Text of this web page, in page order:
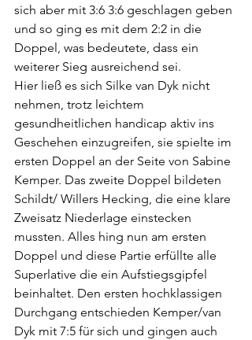
sich aber mit 3:6 3:6 geschlagen geben
und so ging es mit dem 2:2 in die
Doppel, was bedeutete, dass ein
weiterer Sieg ausreichend sei.
Hier ließ es sich Silke van Dyk nicht
nehmen, trotz leichtem
gesundheitlichen handicap aktiv ins
Geschehen einzugreifen, sie spielte im
ersten Doppel an der Seite von Sabine
Kemper. Das zweite Doppel bildeten
Schildt/ Willers Hecking, die eine klare
Zweisatz Niederlage einstecken
mussten. Alles hing nun am ersten
Doppel und diese Partie erfüllte alle
Superlative die ein Aufstiegsgipfel
beinhaltet. Den ersten hochklassigen
Durchgang entschieden Kemper/van
Dyk mit 7:5 für sich und gingen auch